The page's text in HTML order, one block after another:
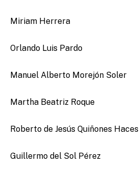
Miriam Herrera
Orlando Luis Pardo
Manuel Alberto Morejón Soler
Martha Beatriz Roque
Roberto de Jesús Quiñones Haces
Guillermo del Sol Pérez